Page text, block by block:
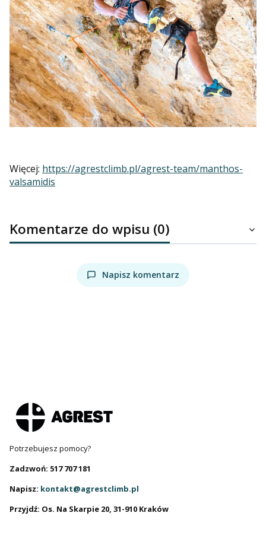
Więcej: https://agrestclimb.pl/agrest-team/manthos-
valsamidis
Komentarze do wpisu (0)
Napisz komentarz
Potrzebujesz pomocy?
Zadzwoń: 517 707 181
Napisz: kontakt@agrestclimb.pl
Przyjdź: Os. Na Skarpie 20, 31-910 Kraków